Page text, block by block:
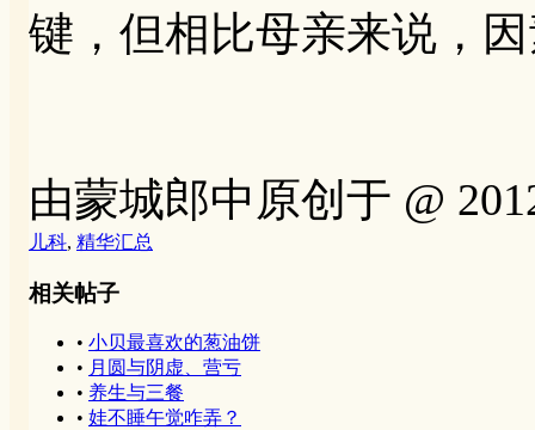
键，但相比母亲来说，
由蒙城郎中原创于 @
儿科, 精华汇总
相关帖子
• 小贝最喜欢的葱油饼
• 月圆与阴虚、营亏
• 养生与三餐
• 娃不睡午觉咋弄？